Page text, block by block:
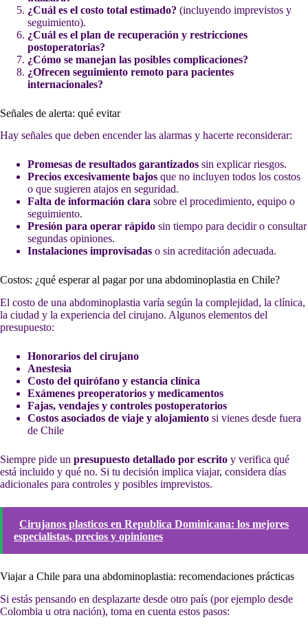
¿Cuál es el costo total estimado? (incluyendo imprevistos y
seguimiento).
¿Cuál es el plan de recuperación y restricciones
postoperatorias?
¿Cómo se manejan las posibles complicaciones?
¿Ofrecen seguimiento remoto para pacientes
internacionales?
Señales de alerta: qué evitar
Hay señales que deben encender las alarmas y hacerte reconsiderar:
Promesas de resultados garantizados sin explicar riesgos.
Precios excesivamente bajos que no incluyen todos los costos
o que sugieren atajos en seguridad.
Falta de información clara sobre el procedimiento, equipo o
seguimiento.
Presión para operar rápido sin tiempo para decidir o consultar
segundas opiniones.
Instalaciones improvisadas o sin acreditación adecuada.
Costos: ¿qué esperar al pagar por una abdominoplastia en Chile?
El costo de una abdominoplastia varía según la complejidad, la clínica,
la ciudad y la experiencia del cirujano. Algunos elementos del
presupuesto:
Honorarios del cirujano
Anestesia
Costo del quirófano y estancia clínica
Exámenes preoperatorios y medicamentos
Fajas, vendajes y controles postoperatorios
Costos asociados de viaje y alojamiento si vienes desde fuera
de Chile
Siempre pide un presupuesto detallado por escrito y verifica qué
está incluido y qué no. Si tu decisión implica viajar, considera días
adicionales para controles y posibles imprevistos.
Cirujanos plasticos en Republica Dominicana: los mejores
especialistas, precios y opiniones
Viajar a Chile para una abdominoplastia: recomendaciones prácticas
Si estás pensando en desplazarte desde otro país (por ejemplo desde
Colombia u otra nación), toma en cuenta estos pasos: